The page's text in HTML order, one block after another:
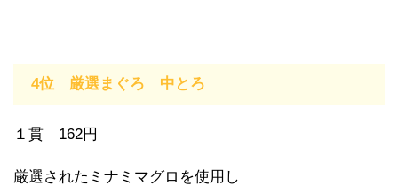
4位 厳選まぐろ 中とろ
１貫 162円
厳選されたミナミマグロを使用し